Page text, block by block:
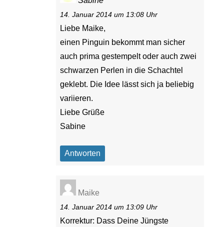
14. Januar 2014 um 13:08 Uhr
Liebe Maike,
einen Pinguin bekommt man sicher
auch prima gestempelt oder auch zwei
schwarzen Perlen in die Schachtel
geklebt. Die Idee lässt sich ja beliebig
variieren.
Liebe Grüße
Sabine
Antworten
Maike
14. Januar 2014 um 13:09 Uhr
Korrektur: Dass Deine Jüngste